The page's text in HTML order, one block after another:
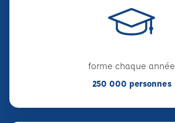
forme chaque année
250 000 personnes